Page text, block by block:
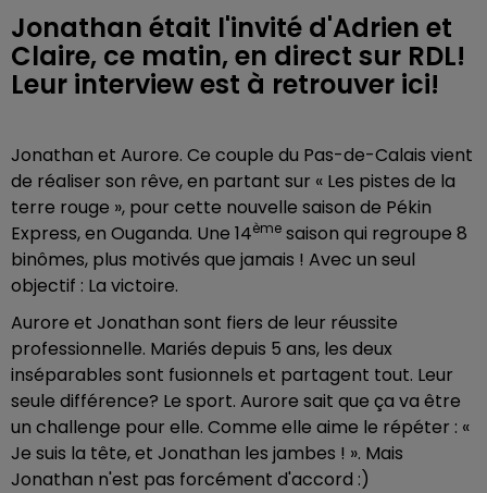
Jonathan était l'invité d'Adrien et
Claire, ce matin, en direct sur RDL!
Leur interview est à retrouver ici!
Jonathan et Aurore. Ce couple du Pas-de-Calais vient
de réaliser son rêve, en partant sur « Les pistes de la
terre rouge », pour cette nouvelle saison de Pékin
Express, en Ouganda. Une 14ème saison qui regroupe 8
binômes, plus motivés que jamais ! Avec un seul
objectif : La victoire.
Aurore et Jonathan sont fiers de leur réussite
professionnelle. Mariés depuis 5 ans, les deux
inséparables sont fusionnels et partagent tout. Leur
seule différence? Le sport. Aurore sait que ça va être
un challenge pour elle. Comme elle aime le répéter : «
Je suis la tête, et Jonathan les jambes ! ». Mais
Jonathan n'est pas forcément d'accord :)